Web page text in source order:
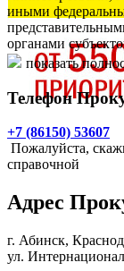
иными
органами
местного
органами
осуществления
человека в
лицам,
органами
некоммерческих
законам
федеральными
исполнительной
показать
Телефон
+7 (86150) 53607
Пожалуйста,
справочной
Адрес
г. Абинск,
ул.